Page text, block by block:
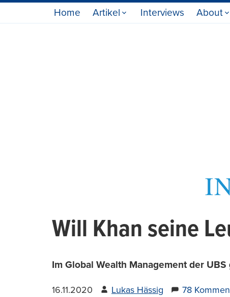
Home Artikel Interviews About
Will Khan seine
Im Global Wealth Management der
16.11.2020 Lukas Hässig 78